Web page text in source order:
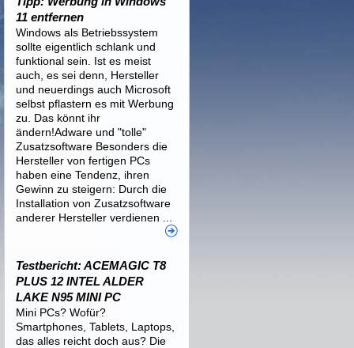
11 entfernen
Windows als Betriebssystem
sollte eigentlich schlank und
funktional sein. Ist es meist
auch, es sei denn, Hersteller
und neuerdings auch Microsoft
selbst pflastern es mit Werbung
zu. Das könnt ihr
ändern!Adware und "tolle"
Zusatzsoftware Besonders die
Hersteller von fertigen PCs
haben eine Tendenz, ihren
Gewinn zu steigern: Durch die
Installation von Zusatzsoftware
anderer Hersteller verdienen ...
Testbericht: ACEMAGIC T8
PLUS 12 INTEL ALDER
LAKE N95 MINI PC
Mini PCs? Wofür?
Smartphones, Tablets, Laptops,
das alles reicht doch aus? Die